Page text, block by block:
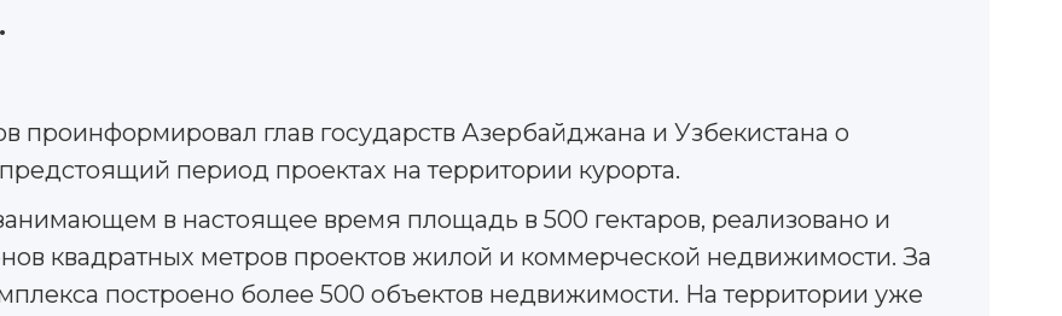
проинформировал глав государств Азербайджана и Узбекистана о
период проектах на территории курорта.
в настоящее время площадь в 500 гектаров, реализовано и
квадратных метров проектов жилой и коммерческой недвижимости. За
построено более 500 объектов недвижимости. На территории уже